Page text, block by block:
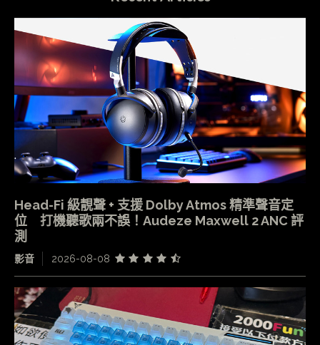
Head-Fi 級靚聲 + 支援 Dolby Atmos 精準聲音定
位 打機聽歌兩不誤！Audeze Maxwell 2 ANC 評
測
影音 2026-08-08